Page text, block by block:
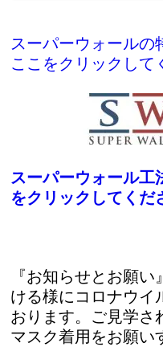
スーパーウォールの
ここをクリックして
スーパーウォール工
をクリックしてくだ
『お知らせとお願
ける様にコロナウイ
おります。ご見学さ
マスク着用をお願い